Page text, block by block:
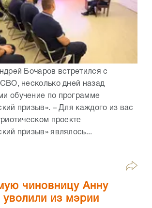
Бочаров встретился с
несколько дней назад
обучение по программе
призыв». – Для каждого из вас
проекте
призыв» являлось...
чиновницу Анну
уволили из мэрии